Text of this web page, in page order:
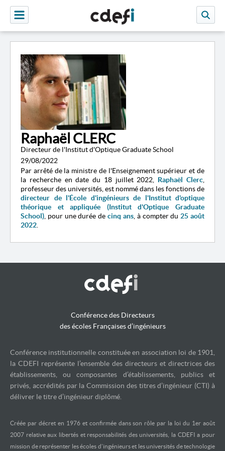
Raphaël CLERC
Directeur de l'Institut d'Optique Graduate School
29/08/2022
Par arrêté de la ministre de l'Enseignement supérieur et de
la recherche en date du 18 juillet 2022, Raphaël Clerc
professeur des universités, est nommé dans les fonctions de
directeur de l'École d'ingénieurs de l'Institut d'optique
théorique et appliquée (Institut d'Optique Graduate
School) , pour une durée decinq ans, à compter du 25 août
2022
Conférence des Directeurs
des écoles Françaises d’ingénieurs
Conférence institutionnelle constituée en association loi de 1901,
la CDEFI représente l’ensemble des directeurs et directrices des
établissements, ou composantes d’établissements, publics et
privés, accrédités par la Commission des titres d’ingénieur (CTI) à
délivrer le titre d’ingénieur diplômé.
Créée par décret en 1976 et confirmée dans son rôle par la loi du 1er août
2007 relative aux libertés et responsabilités des universités, la CDEFI a pour
mission de représenter les écoles d’ingénieurs et les universités de technologie